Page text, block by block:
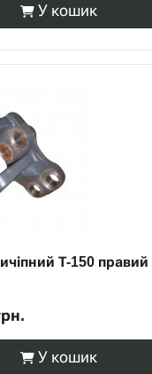
У кошик
Т-150 правий
У кошик